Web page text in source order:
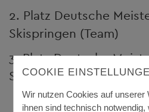
2. Platz Deutsche
Skispringen (Team)
3. Platz Deutsche
Skispringen (Einzel)
COOKIE
Wir nutzen Cookies auf unserer
ihnen sind technisch notwendig,